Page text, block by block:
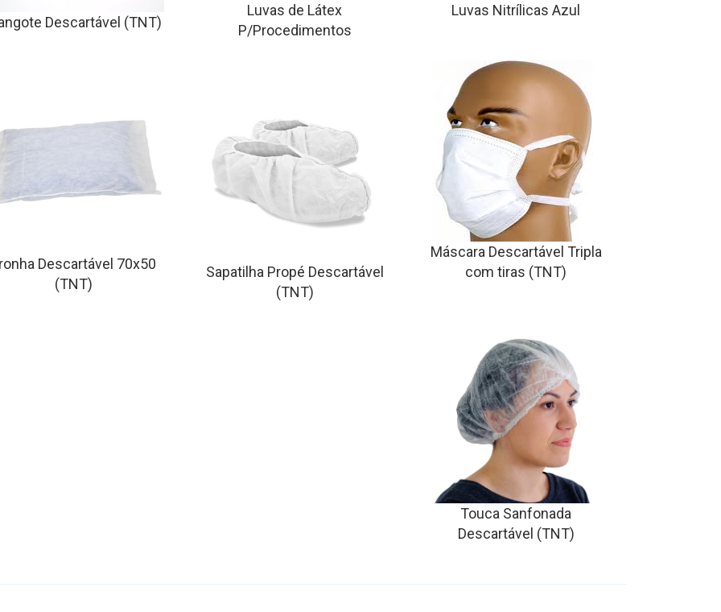
Luvas de Látex
P/Procedimentos
Luvas Nitrílicas Azul
Descartável (TNT)
Máscara Descartável Tripla
com tiras (TNT)
Descartável 70x50
(TNT)
Sapatilha Propé Descartável
(TNT)
Touca Sanfonada
Descartável (TNT)